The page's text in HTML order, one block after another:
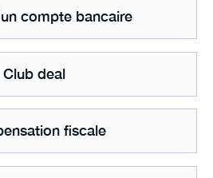
compte bancaire
Club deal
fiscale